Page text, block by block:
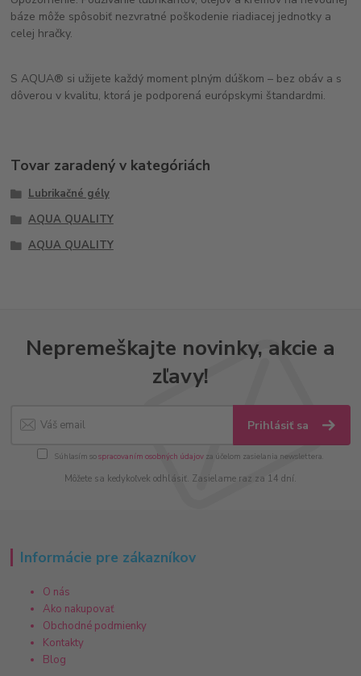
báze môže spôsobiť nezvratné poškodenie riadiacej jednotky a
celej hračky.
S AQUA® si užijete každý moment plným dúškom – bez obáv a s
dôverou v kvalitu, ktorá je podporená európskymi štandardmi.
Tovar zaradený v kategóriách
Lubrikačné gély
AQUA QUALITY
AQUA QUALITY
Nepremeškajte novinky, akcie a
zľavy!
Prihlásiť sa
Súhlasím sospracovaním osobných údajov za účelom zasielania newslettera.
Môžete sa kedykoľvek odhlásiť. Zasielame raz za 14 dní.
Informácie pre zákazníkov
O nás
Ako nakupovať
Obchodné podmienky
Kontakty
Blog